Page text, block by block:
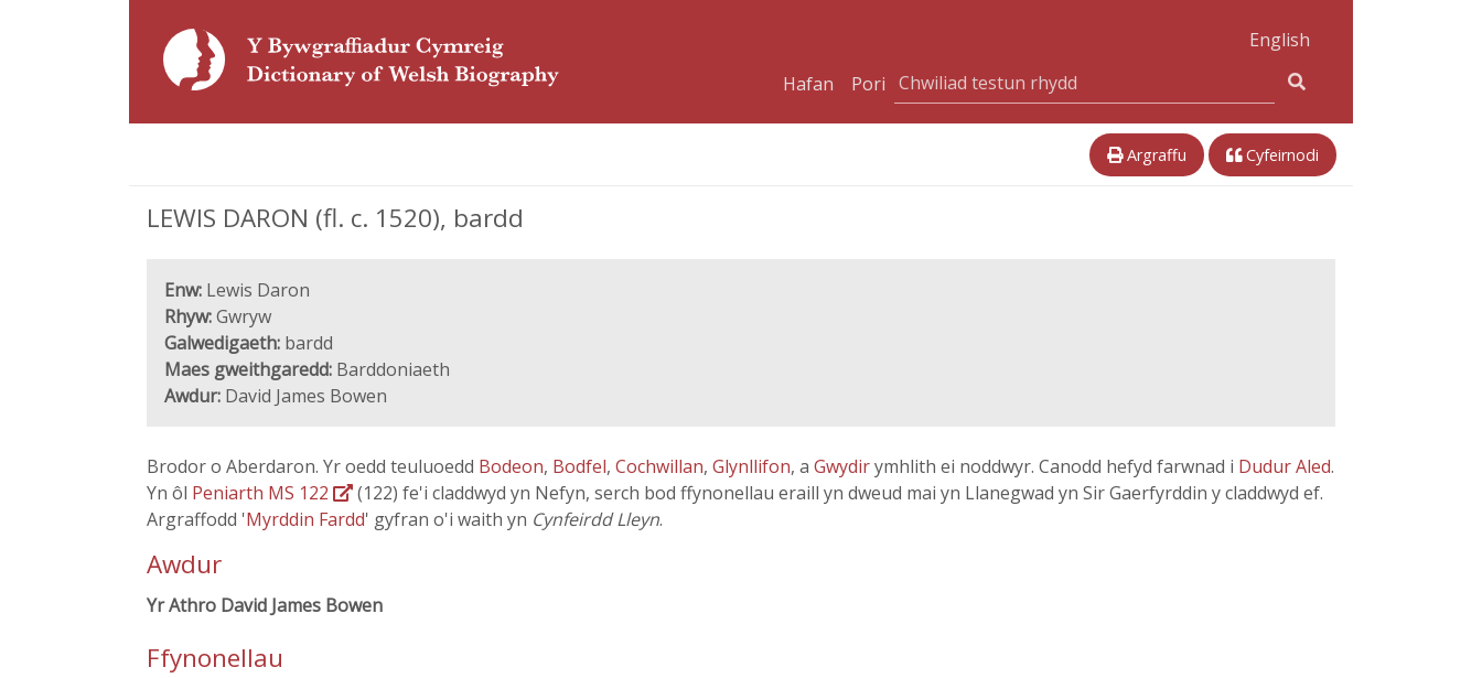
English
Hafan
Pori
Argraffu Cyfeirnodi
LEWIS DARON (fl. c. 1520), bardd
Enw: Lewis Daron
Rhyw:Gwryw
Galwedigaeth: bardd
Maes gweithgaredd: Barddoniaeth
Awdur: David James Bowen
Brodor o Aberdaron. Yr oedd teuluoedd Bodeon, Bodfel, Cochwillan, Glynllifon, a Gwydirymhlith ei noddwyr. Canodd hefyd farwnad i Dudur Aled.
Yn ôl Peniarth MS 122
(122) fe'i claddwyd yn Nefyn, serch bod ffynonellau eraill yn dweud mai yn Llanegwad yn Sir Gaerfyrddin y claddwyd ef.
Argraffodd 'Myrddin Fardd' gyfran o'i waith yn Cynfeirdd Lleyn.
Awdur
Yr Athro David James Bowen
Ffynonellau